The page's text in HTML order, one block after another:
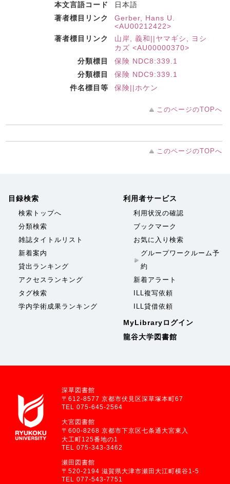
本文言語コード
日本語
著者標目リンク
Gerber, Hans U.
<AU00212422>
著者標目リンク
山岸, 義和||ヤマギシ, ヨシ
カズ <AU00000370>
分類標目
保険 NDC8:339.1
分類標目
保険 NDC9:339.1
件名標目等
保険||ホケン
このページのTOPへ
このページのTOPへ
目録検索
検索トップへ
分類検索
雑誌タイトルリスト
新着案内
貸出ランキング
アクセスランキング
タグ検索
学内学術成果ランキング
利用者サービス
利用状況の確認
ブックマーク
お気に入り検索
グループワークルーム予
約
新着アラート
ILL複写依頼
ILL貸借依頼
MyLibraryログイン
龍谷大学図書館
深草図書館
〒612-8577 京都市伏見区深草塚本町67
TEL 075-645-2564
大宮図書館
〒600-8268 京都市下京区七条通大宮東入
大工町125番地の1
TEL 075-343-3462
瀬田図書館
〒520-2194 滋賀県大津市瀬田大江町横谷1-5
TEL 077-543-7751